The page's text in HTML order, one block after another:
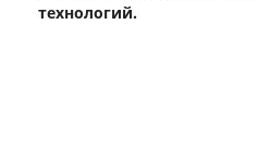
технологий.